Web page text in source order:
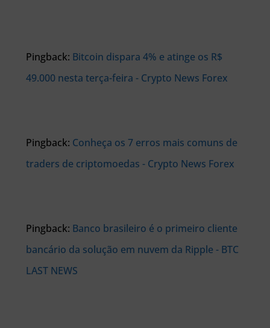
Pingback: Bitcoin dispara 4% e atinge os R$
49.000 nesta terça-feira - Crypto News Forex
Pingback: Conheça os 7 erros mais comuns de
traders de criptomoedas - Crypto News Forex
Pingback: Banco brasileiro é o primeiro cliente
bancário da solução em nuvem da Ripple - BTC
LAST NEWS